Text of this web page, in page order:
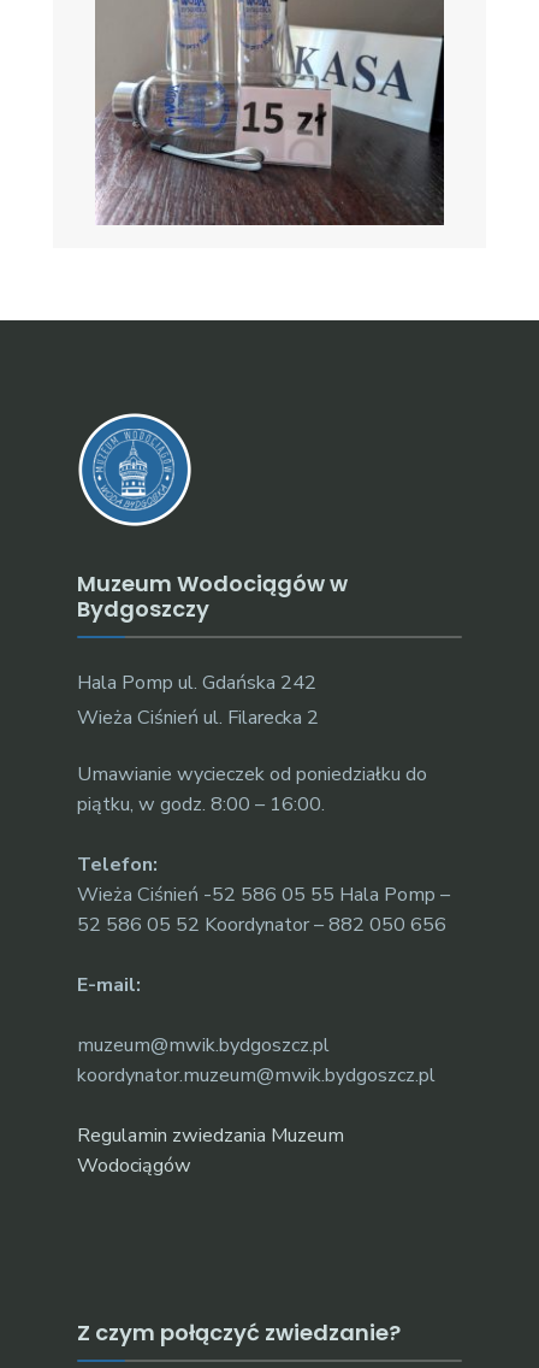
Muzeum Wodociągów w
Bydgoszczy
Hala Pomp ul. Gdańska 242
Wieża Ciśnień ul. Filarecka 2
Umawianie wycieczek od poniedziałku do
piątku, w godz. 8:00 – 16:00.
Telefon:
Wieża Ciśnień -52 586 05 55 Hala Pomp –
52 586 05 52 Koordynator – 882 050 656
E-mail:
muzeum@mwik.bydgoszcz.pl
koordynator.muzeum@mwik.bydgoszcz.pl
Regulamin zwiedzania Muzeum
Wodociągów
Z czym połączyć zwiedzanie?